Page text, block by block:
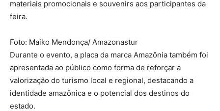
materiais promocionais e souvenirs aos participantes da
feira.
Foto: Maiko Mendonça/ Amazonastur
Durante o evento, a placa da marca Amazônia também foi
apresentada ao público como forma de reforçar a
valorização do turismo local e regional, destacando a
identidade amazônica e o potencial dos destinos do
estado.